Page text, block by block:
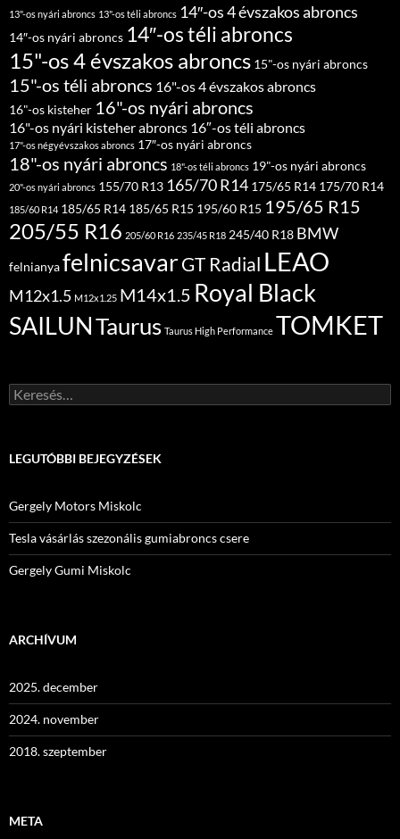
13"-os nyári abroncs 13"-os téli abroncs 14″-os 4 évszakos abroncs
14″-os nyári abroncs 14″-os téli abroncs
15"-os 4 évszakos abroncs 15"-os nyári abroncs
15"-os téli abroncs 16"-os 4 évszakos abroncs
16"-os kisteher 16"-os nyári abroncs
16"-os nyári kisteher abroncs 16″-os téli abroncs
17"-os négyévszakos abroncs 17″-os nyári abroncs
18"-os nyári abroncs 18"-os téli abroncs 19"-os nyári abroncs
20"-os nyári abroncs 155/70 R13 165/70 R14 175/65 R14 175/70 R14
185/60 R14 185/65 R14 185/65 R15 195/60 R15 195/65 R15
205/55 R16 205/60 R16 235/45 R18 245/40 R18 BMW
felnianyafelnicsavarGT Radial LEAO
M12x1.5 M12x1.25 M14x1.5 Royal Black
SAILUNTaurus Taurus High Performance TOMKET
Keresés:
LEGUTÓBBI BEJEGYZÉSEK
Gergely Motors Miskolc
Tesla vásárlás szezonális gumiabroncs csere
Gergely Gumi Miskolc
ARCHÍVUM
2025. december
2024. november
2018. szeptember
META